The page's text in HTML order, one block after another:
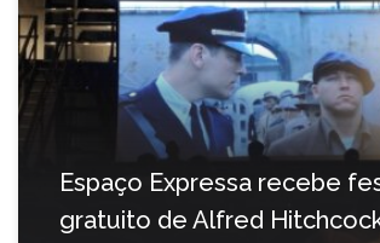
Espaço Expressa recebe
gratuito de Alfred